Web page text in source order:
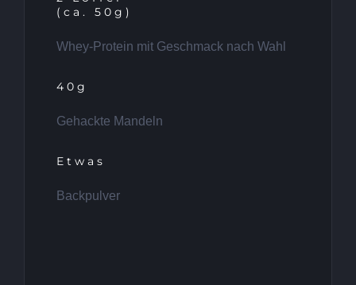
(ca. 50g)
Whey-Protein mit Geschmack nach Wahl
40g
Gehackte Mandeln
Etwas
Backpulver